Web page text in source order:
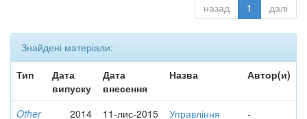
назад 1 далі
Знайдені матеріали:
Тип
Дата
випуску
Дата
внесення
Назва Автор(и)
Other 2014 11-лис-2015
Управління
-